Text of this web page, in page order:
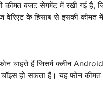
बजट सेगमेंट में रखी गई है,
के हिसाब से इसकी कीमत
चाहते हैं जिसमें क्लीन
हो सकता है। यह फोन कीमत